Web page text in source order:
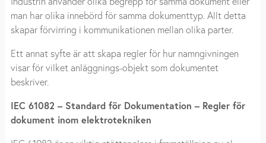
man har olika innebörd för samma dokumenttyp. Allt detta
skapar förvirring i kommunikationen mellan olika parter.
Ett annat syfte är att skapa regler för hur namngivningen
visar för vilket anläggnings-objekt som dokumentet
beskriver.
IEC 61082 – Standard för Dokumentation – Regler för
dokument inom elektrotekniken